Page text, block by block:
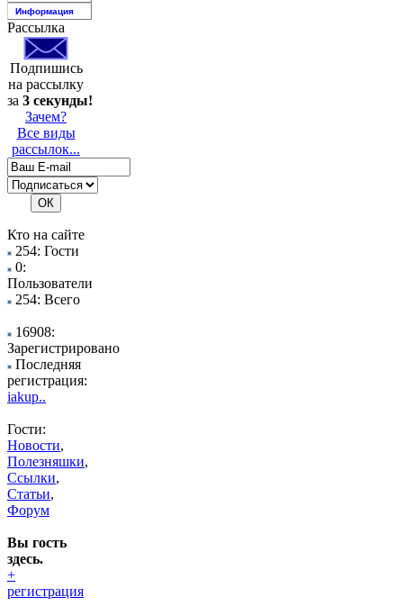
Информация
Рассылка
Подпишись
на рассылку
за 3 секунды!
Зачем?
Все виды
рассылок...
Кто на сайте
254: Гости
0:
Пользователи
254: Всего
16908:
Зарегистрировано
Последняя
регистрация:
iakup..
Гости:
Новости,
Полезняшки,
Ссылки,
Статьи,
Форум
Вы гость
здесь.
+
регистрация